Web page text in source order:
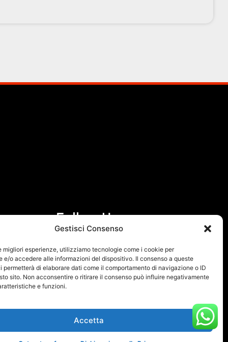
Gestisci Consenso
migliori esperienze, utilizziamo tecnologie come i cookie per
e/o accedere alle informazioni del dispositivo. Il consenso a queste
permetterà di elaborare dati come il comportamento di navigazione o ID
sito. Non acconsentire o ritirare il consenso può influire negativamente
e funzioni.
Accetta
Follow Us
F
a
c
e
o
I
n
s
g
a